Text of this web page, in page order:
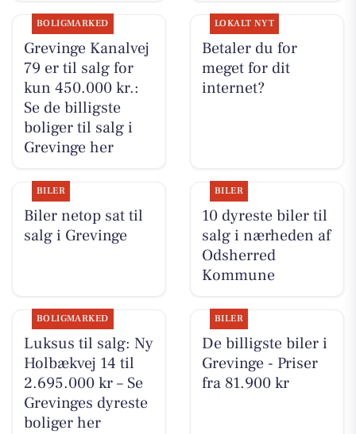
BOLIGMARKED
Grevinge Kanalvej
79 er til salg for
kun 450.000 kr.:
Se de billigste
boliger til salg i
Grevinge her
LOKALT NYT
Betaler du for
meget for dit
internet?
BILER
Biler netop sat til
salg i Grevinge
BILER
10 dyreste biler til
salg i nærheden af
Odsherred
Kommune
BOLIGMARKED
Luksus til salg: Ny
Holbækvej 14 til
2.695.000 kr – Se
Grevinges dyreste
boliger her
BILER
De billigste biler i
Grevinge - Priser
fra 81.900 kr